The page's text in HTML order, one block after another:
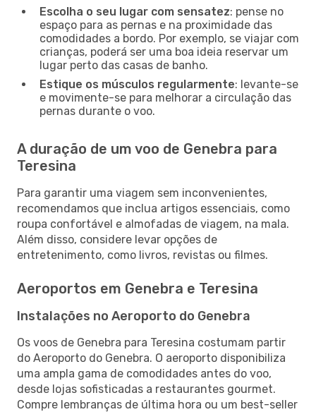
Escolha o seu lugar com sensatez: pense no
espaço para as pernas e na proximidade das
comodidades a bordo. Por exemplo, se viajar com
crianças, poderá ser uma boa ideia reservar um
lugar perto das casas de banho.
Estique os músculos regularmente: levante-se
e movimente-se para melhorar a circulação das
pernas durante o voo.
A duração de um voo de Genebra para
Teresina
Para garantir uma viagem sem inconvenientes,
recomendamos que inclua artigos essenciais, como
roupa confortável e almofadas de viagem, na mala.
Além disso, considere levar opções de
entretenimento, como livros, revistas ou filmes.
Aeroportos em Genebra e Teresina
Instalações no Aeroporto do Genebra
Os voos de Genebra para Teresina costumam partir
do Aeroporto do Genebra. O aeroporto disponibiliza
uma ampla gama de comodidades antes do voo,
desde lojas sofisticadas a restaurantes gourmet.
Compre lembranças de última hora ou um best-seller